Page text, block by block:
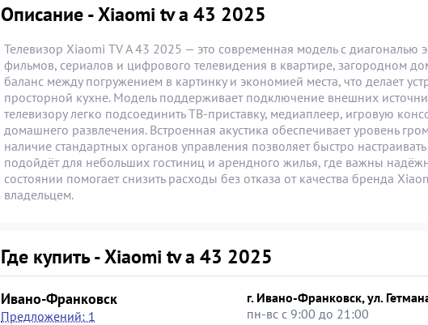
Описание - Xiaomi tv a 43 2025
Телевизор Xiaomi TV A 43 2025 — это современная модель с
фильмов, сериалов и цифрового телевидения в квартире, загородном
баланс между погружением в картинку и экономией места, что делает
просторной кухне. Модель поддерживает подключение внешних
телевизору легко подсоединить ТВ-приставку, медиаплеер, игровую
домашнего развлечения. Встроенная акустика обеспечивает уровень
наличие стандартных органов управления позволяет быстро
подойдёт для небольших гостиниц и арендного жилья, где важны
состоянии помогает снизить расходы без отказа от качества бренда
владельцем.
Где купить - Xiaomi tv a 43 2025
Ивано-Франковск
Предложений: 1
г. Ивано-Франковск, ул.
пн-вс с 9:00 до 21:00